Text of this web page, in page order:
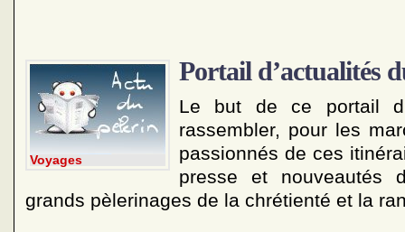
Voyages
Portail d’actualités
Le but de ce portail
rassembler, pour les
passionnés de ces
presse et nouveautés
grands pèlerinages de la chrétienté et la